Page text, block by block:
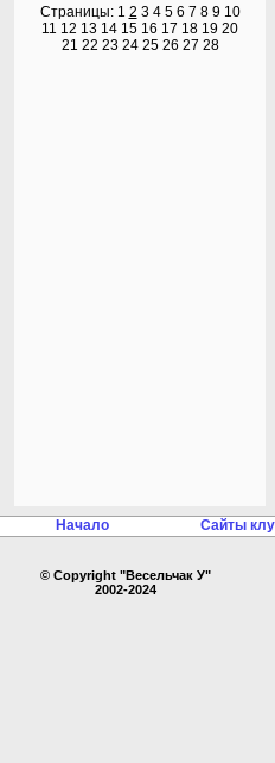
Страницы: 1 2 3 4 5 6 7 8 9 10
11 12 13 14 15 16 17 18 19 20
21 22 23 24 25 26 27 28
Начало Сайты
© Copyright "Весельчак У"
2002-2024